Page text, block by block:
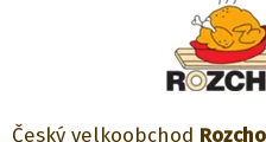
Český velkoobchod